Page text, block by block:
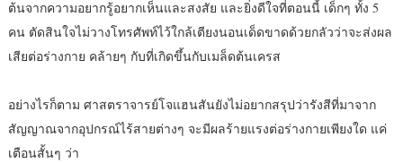
ต้นจากความอยากรู้อยากเห็นและสงสัย และยิ่งดีใจที่ตอนนี้ เด็กๆ ทั้ง 5
คน ตัดสินใจไม่วางโทรศัพท์ไว้ใกล้เตียงนอนเด็ดขาดด้วยกลัวว่าจะส่งผล
เสียต่อร่างกาย คล้ายๆ กับที่เกิดขึ้นกับเมล็ดต้นเครส
อย่างไรก็ตาม ศาสตราจารย์โจแฮนสันยังไม่อยากสรุปว่ารังสีที่มาจาก
สัญญาณจากอุปกรณ์ไร้สายต่างๆ จะมีผลร้ายแรงต่อร่างกายเพียงใด แค่
เตือนสั้นๆ ว่า